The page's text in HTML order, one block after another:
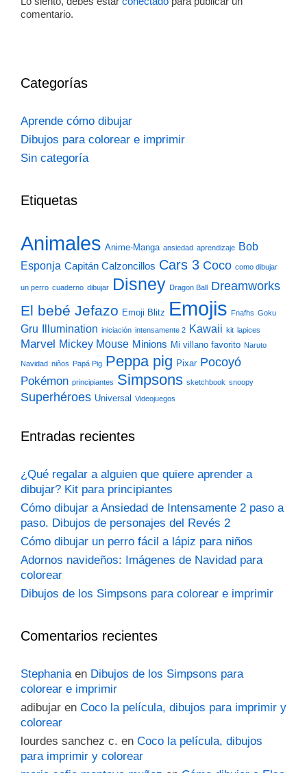
comentario.
Categorías
Aprende cómo dibujar
Dibujos para colorear e imprimir
Sin categoría
Etiquetas
Animales Anime-Manga ansiedad aprendizaje Bob
Esponja Capitán Calzoncillos Cars 3 Coco como dibujar
un perro cuaderno dibujar Disney Dragon Ball Dreamworks
El bebé Jefazo Emoji Blitz Emojis Fnafhs Goku
Gru Illumination iniciación intensamente 2 Kawaii kit lapices
Marvel Mickey Mouse Minions Mi villano favorito Naruto
Navidad niños Papá Pig Peppa pig Pixar Pocoyó
Pokémon principiantes Simpsons sketchbook snoopy
Superhéroes Universal Videojuegos
Entradas recientes
¿Qué regalar a alguien que quiere aprender a
dibujar? Kit para principiantes
Cómo dibujar a Ansiedad de Intensamente 2 paso a
paso. Dibujos de personajes del Revés 2
Cómo dibujar un perro fácil a lápiz para niños
Adornos navideños: Imágenes de Navidad para
colorear
Dibujos de los Simpsons para colorear e imprimir
Comentarios recientes
Stephania en Dibujos de los Simpsons para
colorear e imprimir
adibujar en Coco la película, dibujos para imprimir y
colorear
lourdes sanchez c. en Coco la película, dibujos
para imprimir y colorear